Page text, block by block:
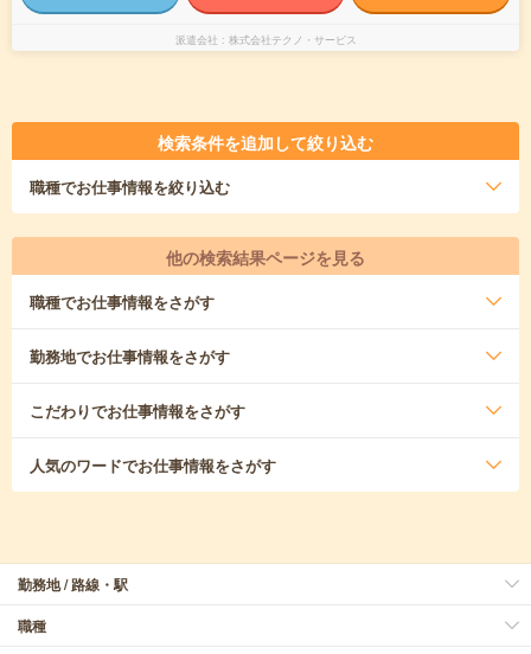
派遣会社 株式会社テクノ・サービス
検索条件を追加して絞り込む
職種でお仕事情報を絞り込む
他の検索結果ページを見る
職種でお仕事情報をさがす
勤務地でお仕事情報をさがす
こだわりでお仕事情報をさがす
人気のワードでお仕事情報をさがす
勤務地 / 路線・駅
職種